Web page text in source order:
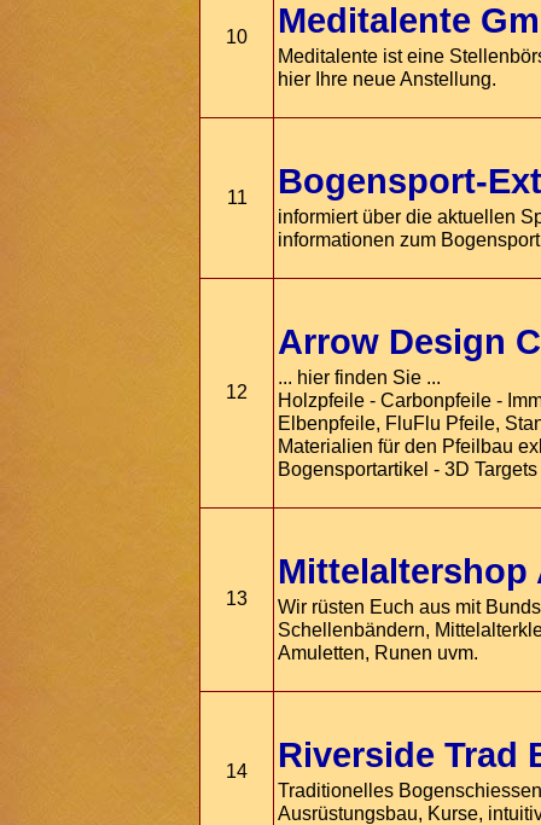
10 Meditalente
Meditalente ist eine
hier Ihre neue Anstellung.
11 Bogensport-
informiert über die aktuellen
informationen zum
12
Arrow Design
... hier finden Sie ...
Holzpfeile - Carbonpfeile -
Elbenpfeile, FluFlu Pfeile,
Materialien für den Pfeilbau
Bogensportartikel - 3D
13
Mittelaltershop
Wir rüsten Euch aus mit
Schellenbändern,
Amuletten, Runen uvm.
14 Riverside Trad
Traditionelles
Ausrüstungsbau, Kurse,